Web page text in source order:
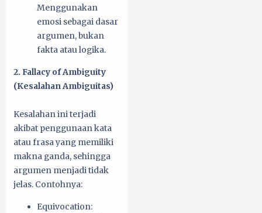
Menggunakan
emosi sebagai dasar
argumen, bukan
fakta atau logika.
2. Fallacy of Ambiguity
(Kesalahan Ambiguitas)
Kesalahan ini terjadi
akibat penggunaan kata
atau frasa yang memiliki
makna ganda, sehingga
argumen menjadi tidak
jelas. Contohnya:
Equivocation: